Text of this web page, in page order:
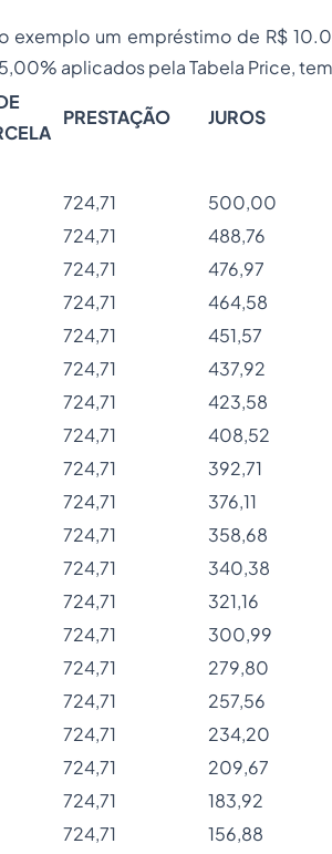
exemplo um empréstimo de R$
aplicados pela Tabela Price,
PRESTAÇÃO JUROS
724,71 500,00
724,71 488,76
724,71 476,97
724,71 464,58
724,71 451,57
724,71 437,92
724,71 423,58
724,71 408,52
724,71 392,71
724,71 376,11
724,71 358,68
724,71 340,38
724,71 321,16
724,71 300,99
724,71 279,80
724,71 257,56
724,71 234,20
724,71 209,67
724,71 183,92
724,71 156,88